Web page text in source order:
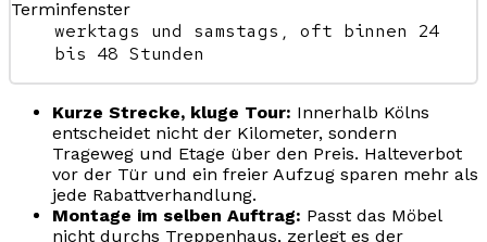
Terminfenster
werktags und samstags, oft binnen 24
bis 48 Stunden
Kurze Strecke, kluge Tour: Innerhalb Kölns
entscheidet nicht der Kilometer, sondern
Trageweg und Etage über den Preis. Halteverbot
vor der Tür und ein freier Aufzug sparen mehr als
jede Rabattverhandlung.
Montage im selben Auftrag: Passt das Möbel
nicht durchs Treppenhaus, zerlegt es der